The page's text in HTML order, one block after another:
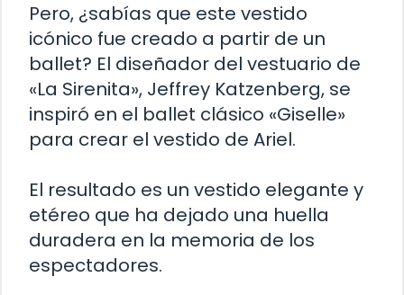
Pero, ¿sabías que este vestido
icónico fue creado a partir de un
ballet? El diseñador del vestuario de
«La Sirenita», Jeffrey Katzenberg, se
inspiró en el ballet clásico «Giselle»
para crear el vestido de Ariel.
El resultado es un vestido elegante y
etéreo que ha dejado una huella
duradera en la memoria de los
espectadores.